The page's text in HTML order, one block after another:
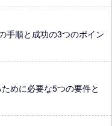
手順と成功の3つのポイン
めに必要な5つの要件と